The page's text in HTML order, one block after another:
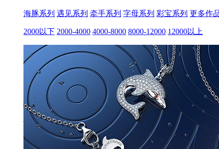
海豚系列 遇见系列 牵手系列 字母系列 彩宝系列 更多作
2000以下 2000-4000 4000-8000 8000-12000 12000以上